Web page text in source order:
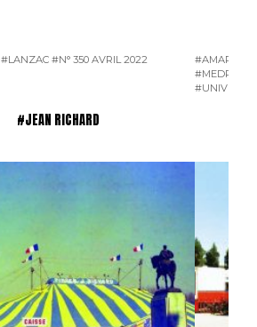
#LANZAC #N° 350 AVRIL 2022
#AMAR
#MEDRANO
#UNIVERS
#JEAN RICHARD